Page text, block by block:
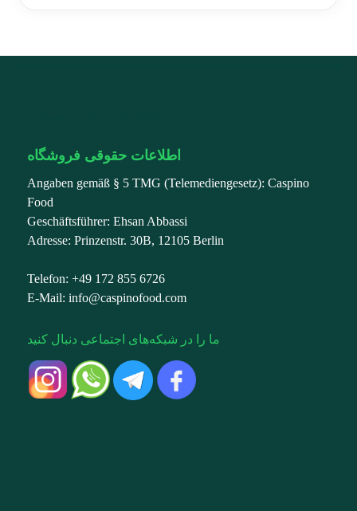
اطلاعات حقوقی فروشگاه
Angaben gemäß § 5 TMG (Telemediengesetz): Caspino
Food
Geschäftsführer: Ehsan Abbassi
Adresse: Prinzenstr. 30B, 12105 Berlin
Telefon: +49 172 855 6726
E-Mail: info@caspinofood.com
ما را در شبکه‌های اجتماعی دنبال کنید